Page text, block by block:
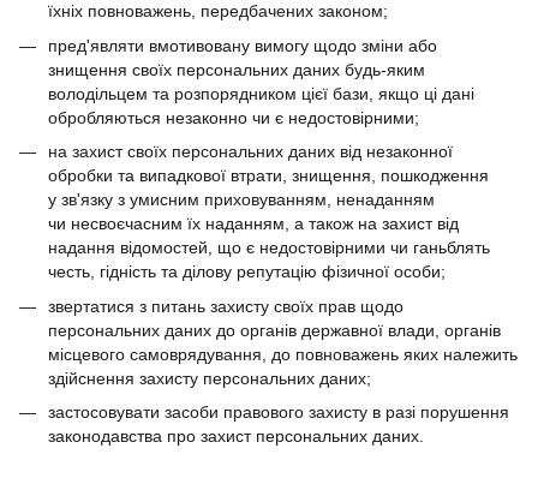
їхніх повноважень, передбачених законом;
пред'являти вмотивовану вимогу щодо зміни або
знищення своїх персональних даних будь-яким
володільцем та розпорядником цієї бази, якщо ці дані
обробляються незаконно чи є недостовірними;
на захист своїх персональних даних від незаконної
обробки та випадкової втрати, знищення, пошкодження
у зв'язку з умисним приховуванням, ненаданням
чи несвоєчасним їх наданням, а також на захист від
надання відомостей, що є недостовірними чи ганьблять
честь, гідність та ділову репутацію фізичної особи;
звертатися з питань захисту своїх прав щодо
персональних даних до органів державної влади, органів
місцевого самоврядування, до повноважень яких належить
здійснення захисту персональних даних;
застосовувати засоби правового захисту в разі порушення
законодавства про захист персональних даних.